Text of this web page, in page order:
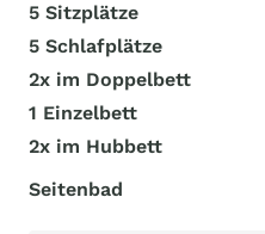
5 Sitzplätze
5 Schlafplätze
2x im Doppelbett
1 Einzelbett
2x im Hubbett
Seitenbad